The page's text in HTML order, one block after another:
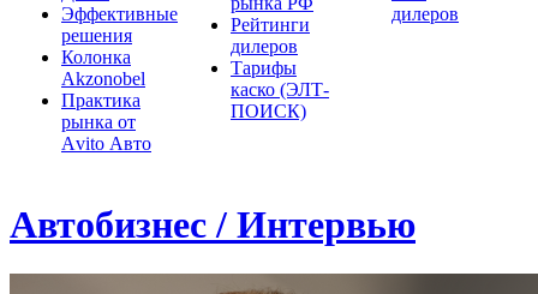
Эффективные
решения
Колонка
Akzonobel
Практика
рынка от
Аvito Авто
Рейтинги
дилеров
Тарифы
каско (ЭЛТ-
ПОИСК)
дилеров
Автобизнес / Интервью